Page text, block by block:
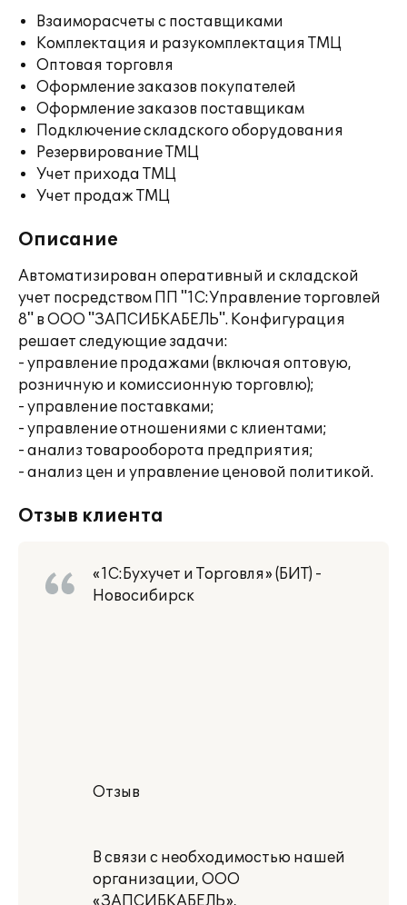
Взаиморасчеты с поставщиками
Комплектация и разукомплектация ТМЦ
Оптовая торговля
Оформление заказов покупателей
Оформление заказов поставщикам
Подключение складского оборудования
Резервирование ТМЦ
Учет прихода ТМЦ
Учет продаж ТМЦ
Описание
Автоматизирован оперативный и складской
учет посредством ПП "1С:Управление торговлей
8" в ООО "ЗАПСИБКАБЕЛЬ". Конфигурация
решает следующие задачи:
- управление продажами (включая оптовую,
розничную и комиссионную торговлю);
- управление поставками;
- управление отношениями с клиентами;
- анализ товарооборота предприятия;
- анализ цен и управление ценовой политикой.
Отзыв клиента
«1С:Бухучет и Торговля» (БИТ) -
Новосибирск
Отзыв
В связи с необходимостью нашей
организации, ООО
«ЗАПСИБКАБЕЛЬ»,